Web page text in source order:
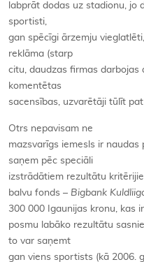
labprāt dodas uz stadionu, jo
sportisti,
gan spēcīgi ārzemju
reklāma (starp
citu, daudzas firmas darbojas
komentētas
sacensības, uzvarētāji tūlīt
Otrs nepavisam ne
mazsvarīgs iemesls ir
saņem pēc speciāli
izstrādātiem rezultātu
balvu fonds – Bigbank
300 000 Igaunijas kronu, kas
posmu labāko rezultātu
to var saņemt
gan viens sportists (kā 2006.